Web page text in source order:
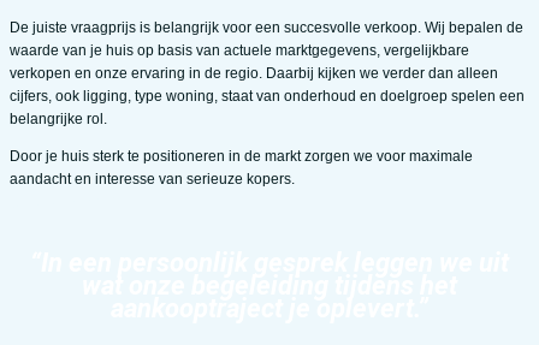
De juiste vraagprijs is belangrijk voor een succesvolle verkoop. Wij bepalen de
waarde van je huis op basis van actuele marktgegevens, vergelijkbare
verkopen en onze ervaring in de regio. Daarbij kijken we verder dan alleen
cijfers, ook ligging, type woning, staat van onderhoud en doelgroep spelen een
belangrijke rol.
Door je huis sterk te positioneren in de markt zorgen we voor maximale
aandacht en interesse van serieuze kopers.